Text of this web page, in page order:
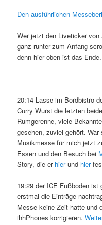
Den ausführlichen
Wer jetzt den Liveticker
ganz runter zum Anfang
denn hier oben ist das Ende.
20:14 Lasse im Bordbistro
Curry Wurst die letzten
Rumgerenne, viele
gesehen, zuviel gehört.
Musikmesse für mich jetzt
Essen und den Besuch bei
Story, die er hierund hier
19:29 der ICE Fußboden
erstmal die Einträge
Messe keine Zeit hatte und
ihhPhones korrigieren.